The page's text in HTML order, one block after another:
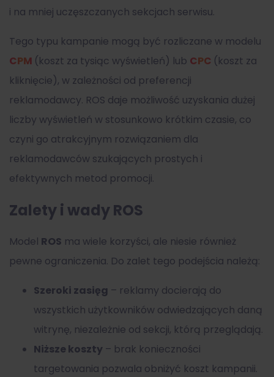
i na mniej uczęszczanych sekcjach serwisu.
Tego typu kampanie mogą być rozliczane w modelu
CPM (koszt za tysiąc wyświetleń) lub CPC (koszt za
kliknięcie), w zależności od preferencji
reklamodawcy. ROS daje możliwość uzyskania dużej
liczby wyświetleń w stosunkowo krótkim czasie, co
czyni go atrakcyjnym rozwiązaniem dla
reklamodawców szukających prostych i
efektywnych metod promocji.
Zalety i wady ROS
Model ROS ma wiele korzyści, ale niesie również
pewne ograniczenia. Do zalet tego podejścia należą:
Szeroki zasięg – reklamy docierają do
wszystkich użytkowników odwiedzających daną
witrynę, niezależnie od sekcji, którą przeglądają.
Niższe koszty – brak konieczności
targetowania pozwala obniżyć koszt kampanii.